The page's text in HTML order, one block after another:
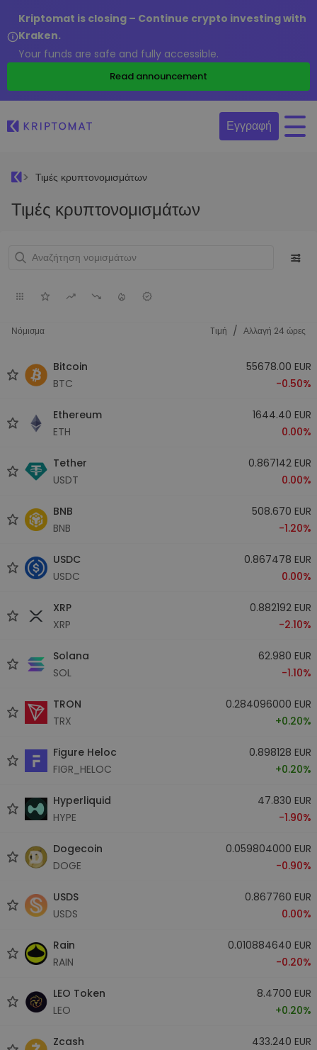
Kriptomat is closing – Continue crypto investing with
Kraken.
Your funds are safe and fully accessible.
Read announcement
Εγγραφή
Τιμές κρυπτονομισμάτων
Τιμές κρυπτονομισμάτων
Νόμισμα Tιμή / Αλλαγή 24 ώρες
Bitcoin
BTC
55678.00 EUR
-0.50%
Ethereum
ETH
1644.40 EUR
0.00%
Tether
USDT
0.867142 EUR
0.00%
BNB
BNB
508.670 EUR
-1.20%
USDC
USDC
0.867478 EUR
0.00%
XRP
XRP
0.882192 EUR
-2.10%
Solana
SOL
62.980 EUR
-1.10%
TRON
TRX
0.284096000 EUR
+0.20%
Figure Heloc
FIGR_HELOC
0.898128 EUR
+0.20%
Hyperliquid
HYPE
47.830 EUR
-1.90%
Dogecoin
DOGE
0.059804000 EUR
-0.90%
USDS
USDS
0.867760 EUR
0.00%
Rain
RAIN
0.010884640 EUR
-0.20%
LEO Token
LEO
8.4700 EUR
+0.20%
Zcash
433.240 EUR